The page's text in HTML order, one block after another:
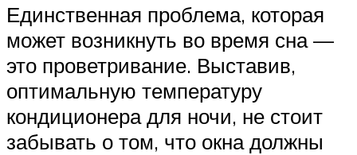
Единственная проблема, которая
может возникнуть во время сна —
это проветривание. Выставив,
оптимальную температуру
кондиционера для ночи, не стоит
забывать о том, что окна должны